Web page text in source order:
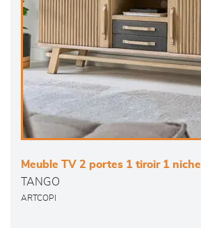
Meuble TV 2 portes 1 tiroir 1 niche
TANGO
ARTCOPI